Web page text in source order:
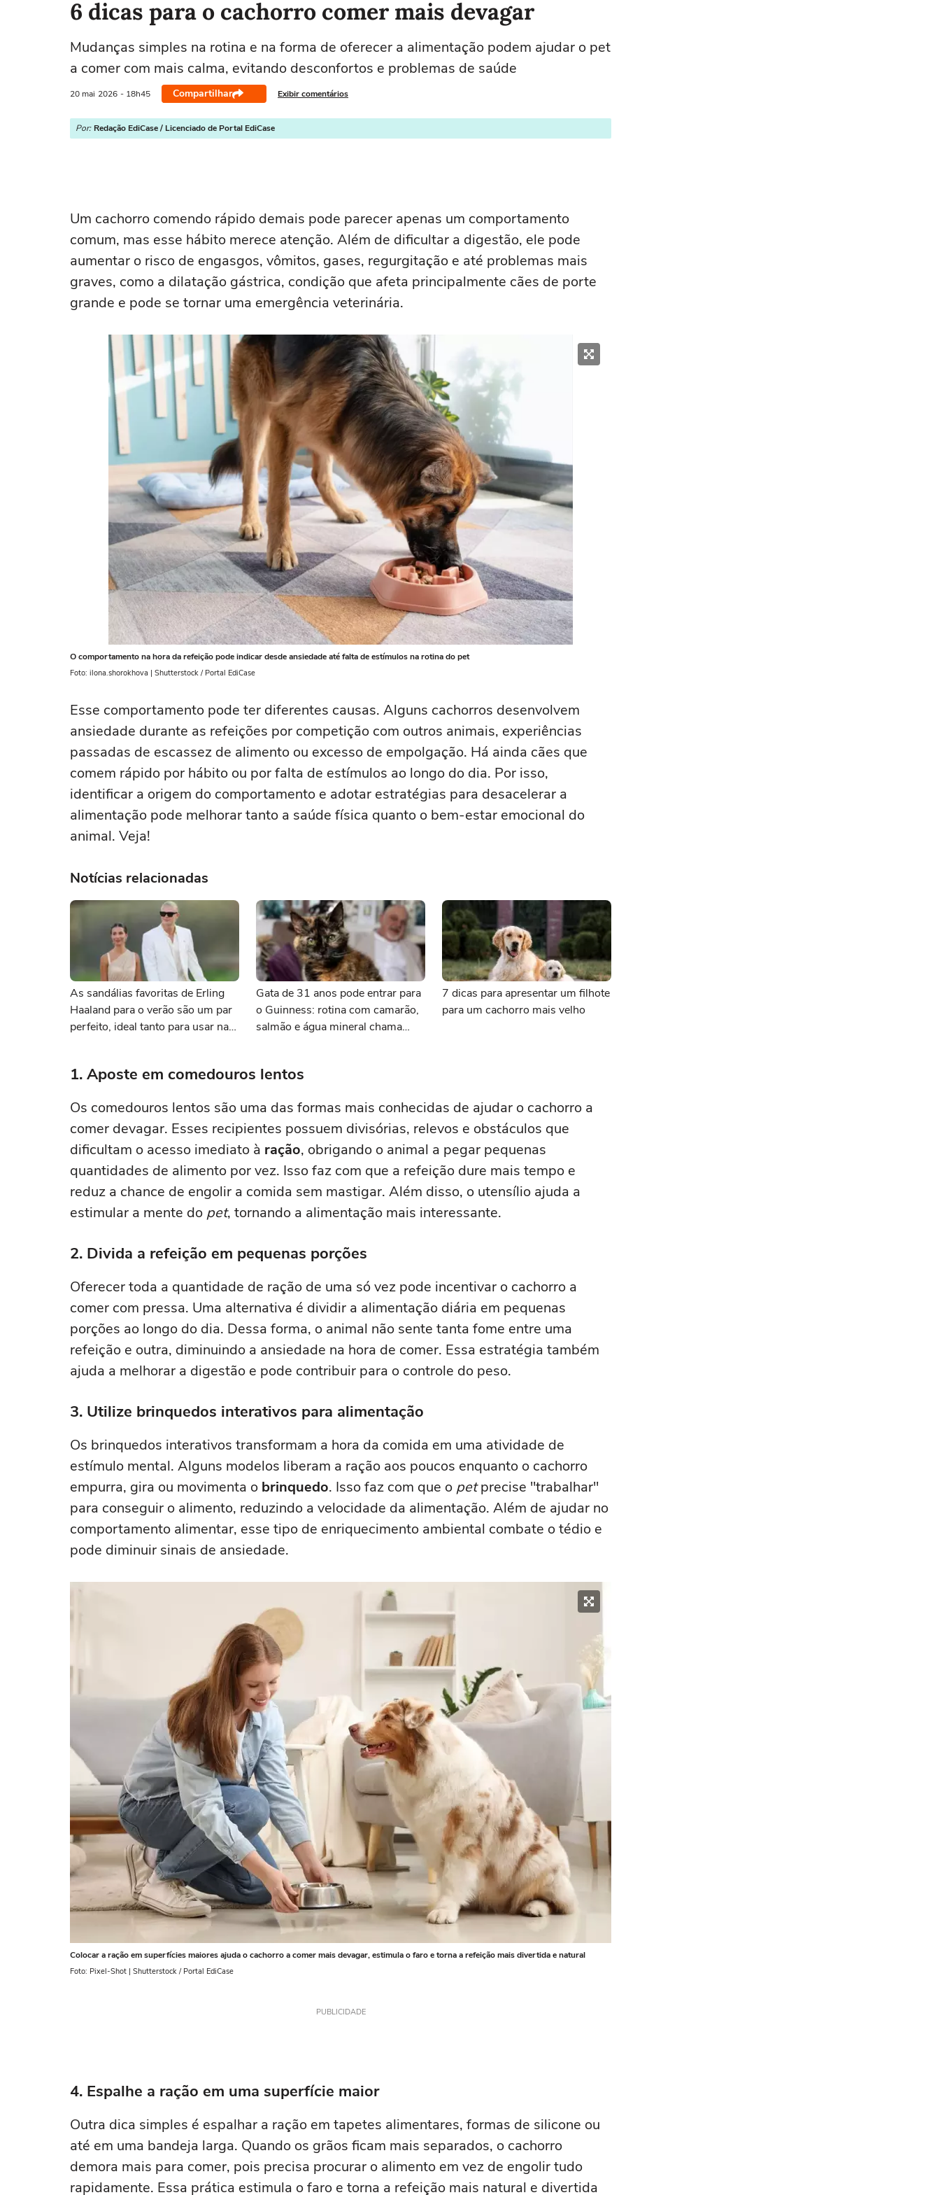
6 dicas para o cachorro comer mais devagar
Mudanças simples na rotina e na forma de oferecer a alimentação podem ajudar o pet
a comer com mais calma, evitando desconfortos e problemas de saúde
20 mai 2026 - 18h45 Compartilhar Exibir comentários
Por: Redação EdiCase / Licenciado de Portal EdiCase
Um cachorro comendo rápido demais pode parecer apenas um comportamento
comum, mas esse hábito merece atenção. Além de dificultar a digestão, ele pode
aumentar o risco de engasgos, vômitos, gases, regurgitação e até problemas mais
graves, como a dilatação gástrica, condição que afeta principalmente cães de porte
grande e pode se tornar uma emergência veterinária.
O comportamento na hora da refeição pode indicar desde ansiedade até falta de estímulos na rotina do pet
Foto: ilona.shorokhova | Shutterstock / Portal EdiCase
Esse comportamento pode ter diferentes causas. Alguns cachorros desenvolvem
ansiedade durante as refeições por competição com outros animais, experiências
passadas de escassez de alimento ou excesso de empolgação. Há ainda cães que
comem rápido por hábito ou por falta de estímulos ao longo do dia. Por isso,
identificar a origem do comportamento e adotar estratégias para desacelerar a
alimentação pode melhorar tanto a saúde física quanto o bem-estar emocional do
animal. Veja!
Notícias relacionadas
As sandálias favoritas de Erling
Haaland para o verão são um par
perfeito, ideal tanto para usar na
Gata de 31 anos pode entrar para
o Guinness: rotina com camarão,
salmão e água mineral chama
7 dicas para apresentar um filhote
para um cachorro mais velho
1. Aposte em comedouros lentos
Os comedouros lentos são uma das formas mais conhecidas de ajudar o cachorro a
comer devagar. Esses recipientes possuem divisórias, relevos e obstáculos que
dificultam o acesso imediato à ração, obrigando o animal a pegar pequenas
quantidades de alimento por vez. Isso faz com que a refeição dure mais tempo e
reduz a chance de engolir a comida sem mastigar. Além disso, o utensílio ajuda a
estimular a mente do pet, tornando a alimentação mais interessante.
2. Divida a refeição em pequenas porções
Oferecer toda a quantidade de ração de uma só vez pode incentivar o cachorro a
comer com pressa. Uma alternativa é dividir a alimentação diária em pequenas
porções ao longo do dia. Dessa forma, o animal não sente tanta fome entre uma
refeição e outra, diminuindo a ansiedade na hora de comer. Essa estratégia também
ajuda a melhorar a digestão e pode contribuir para o controle do peso.
3. Utilize brinquedos interativos para alimentação
Os brinquedos interativos transformam a hora da comida em uma atividade de
estímulo mental. Alguns modelos liberam a ração aos poucos enquanto o cachorro
empurra, gira ou movimenta o brinquedo. Isso faz com que o petprecise "trabalhar"
para conseguir o alimento, reduzindo a velocidade da alimentação. Além de ajudar no
comportamento alimentar, esse tipo de enriquecimento ambiental combate o tédio e
pode diminuir sinais de ansiedade.
Colocar a ração em superfícies maiores ajuda o cachorro a comer mais devagar, estimula o faro e torna a refeição mais divertida e natural
Foto: Pixel-Shot | Shutterstock / Portal EdiCase
PUBLICIDADE
4. Espalhe a ração em uma superfície maior
Outra dica simples é espalhar a ração em tapetes alimentares, formas de silicone ou
até em uma bandeja larga. Quando os grãos ficam mais separados, o cachorro
demora mais para comer, pois precisa procurar o alimento em vez de engolir tudo
rapidamente. Essa prática estimula o faro e torna a refeição mais natural e divertida